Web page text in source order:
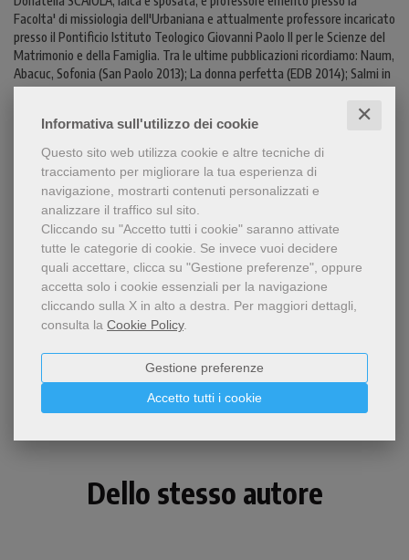
Informativa sull'utilizzo dei cookie ✕
Questo sito web utilizza cookie e altre tecniche di
tracciamento per migliorare la tua esperienza di
navigazione, mostrarti contenuti personalizzati e
analizzare il traffico sul sito.
Cliccando su "Accetto tutti i cookie" saranno attivate
tutte le categorie di cookie. Se invece vuoi decidere
quali accettare, clicca su "Gestione preferenze", oppure
accetta solo i cookie essenziali per la navigazione
cliccando sulla X in alto a destra. Per maggiori dettagli,
consulta la Cookie Policy.
Accetto tutti i cookie
Gestione preferenze
Facolta' di missiologia dell'Urbaniana e attualmente professore incaricato
presso il Pontificio Istituto Teologico Giovanni Paolo II per le Scienze del
Matrimonio e della Famiglia. Tra le ultime pubblicazioni ricordiamo: Naum,
Abacuc, Sofonia (San Paolo 2013); La donna perfetta (EDB 2014); Salmi in
cammino (EMP 2015); Donne e violenza nella Scrittura (EMP 2016); Parole
credente, un uomo (EMP 2021).
LEGGI UN ESTRATTO
CONTENUTI
Condividi
Dello stesso autore